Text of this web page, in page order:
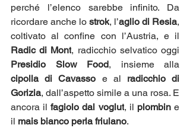
perché l’elenco sarebbe infinito. Da
ricordare anche lo strok, l’aglio di Resia,
Radic di Mont
Presidio Slow Food
cipolla di Cavasso e al radicchio di
Gorizia, dall’aspetto simile a una rosa. E
ancora il fagiolo dal voglut, il plombin e
il mais bianco perla friulano.